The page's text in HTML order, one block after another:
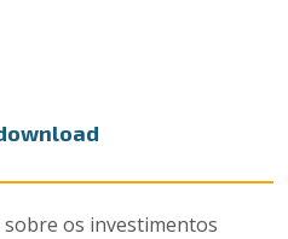
os investimentos